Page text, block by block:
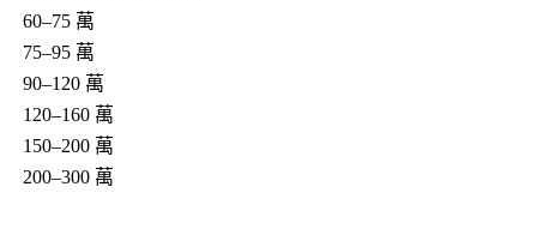
60–75 萬
75–95 萬
90–120 萬
120–160 萬
150–200 萬
200–300 萬